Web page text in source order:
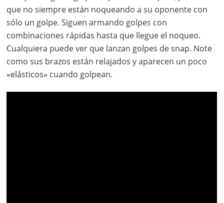
que no siempre están noqueando a su oponente con
sólo un golpe. Siguen armando golpes con
combinaciones rápidas hasta que llegue el noqueo.
Cualquiera puede ver que lanzan golpes de snap. Note
como sus brazos están relajados y aparecen un poco
«elásticos» cuando golpean.